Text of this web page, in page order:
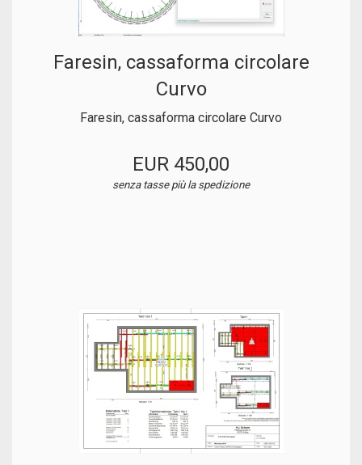
Faresin, cassaforma circolare
Curvo
Faresin, cassaforma circolare Curvo
EUR 450,00
senza tasse più la spedizione